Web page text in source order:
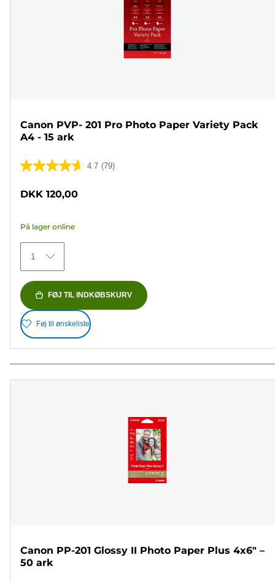
Canon PVP- 201 Pro Photo Paper Variety Pack
A4 - 15 ark
4.7 (79)
4.7
stjerner.
79
anmeldelser
DKK 120,00
På lager online
1
FØJ TIL INDKØBSKURV
Føj til ønskeliste
Canon PP-201 Glossy II Photo Paper Plus 4x6" –
50 ark